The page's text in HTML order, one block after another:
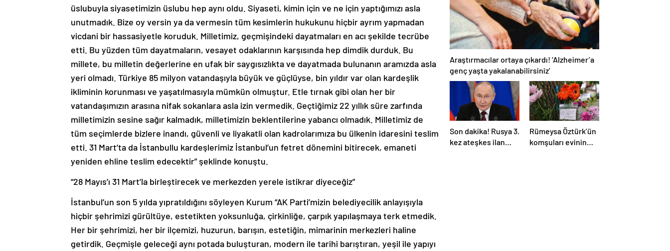
üslubuyla siyasetimizin üslubu hep aynı oldu. Siyaseti, kimin için ve ne için yaptığımızı asla
unutmadık. Bize oy versin ya da vermesin tüm kesimlerin hukukunu hiçbir ayrım yapmadan
vicdani bir hassasiyetle koruduk. Milletimiz, geçmişindeki dayatmaları en acı şekilde tecrübe
etti. Bu yüzden tüm dayatmaların, vesayet odaklarının karşısında hep dimdik durduk. Bu
millete, bu milletin değerlerine en ufak bir saygısızlıkta ve dayatmada bulunanın aramızda asla
yeri olmadı. Türkiye 85 milyon vatandaşıyla büyük ve güçlüyse, bin yıldır var olan kardeşlik
ikliminin korunması ve yaşatılmasıyla mümkün olmuştur. Etle tırnak gibi olan her bir
vatandaşımızın arasına nifak sokanlara asla izin vermedik. Geçtiğimiz 22 yıllık süre zarfında
milletimizin sesine sağır kalmadık, milletimizin beklentilerine yabancı olmadık. Milletimiz de
tüm seçimlerde bizlere inandı, güvenli ve liyakatli olan kadrolarımıza bu ülkenin idaresini teslim
etti. 31 Mart’ta da İstanbullu kardeşlerimiz İstanbul’un fetret dönemini bitirecek, emaneti
yeniden ehline teslim edecektir” şeklinde konuştu.
“28 Mayıs’ı 31 Mart’la birleştirecek ve merkezden yerele istikrar diyeceğiz”
İstanbul’un son 5 yılda yıpratıldığını söyleyen Kurum “AK Parti’mizin belediyecilik anlayışıyla
hiçbir şehrimizi gürültüye, estetikten yoksunluğa, çirkinliğe, çarpık yapılaşmaya terk etmedik.
Her bir şehrimizi, her bir ilçemizi, huzurun, barışın, estetiğin, mimarinin merkezleri haline
getirdik. Geçmişle geleceği aynı potada buluşturan, modern ile tarihi barıştıran, yeşil ile yapıyı
Araştırmacılar ortaya çıkardı! ‘Alzheimer’a
genç yaşta yakalanabilirsiniz’
Son dakika! Rusya 3.
kez ateşkes ilan
Rümeysa Öztürk’ün
komşuları evinin